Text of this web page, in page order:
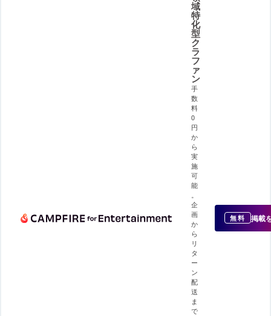
域
特
化
型
ク
ラ
フ
ァ
ン
手
数
料
0
円
か
ら
実
施
可
能
企
画
か
ら
リ
タ
ー
ン
配
送
ま
で
無料 掲載